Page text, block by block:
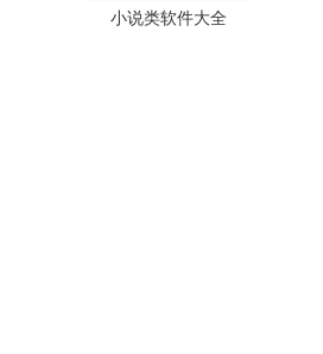
小说类软件大全